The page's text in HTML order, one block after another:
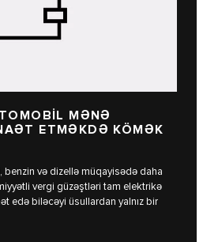
MƏNƏ
ETMƏKDƏ KÖMƏK
benzin və dizellə müqayisədə daha
vergi güzəştləri tam elektrikə
edə biləcəyi üsullardan yalnız bir